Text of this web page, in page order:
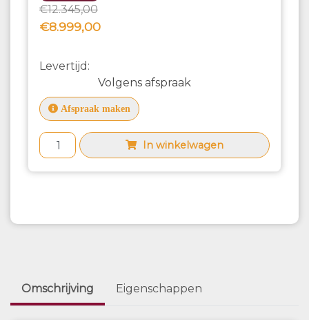
€12.345,00
€8.999,00
Levertijd:
Volgens afspraak
Afspraak maken
In winkelwagen
Omschrijving Eigenschappen